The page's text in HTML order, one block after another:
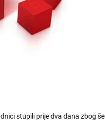
stupili prije dva dana zbog